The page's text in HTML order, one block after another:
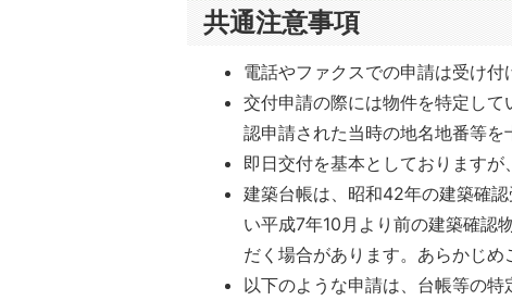
共通注意事項
電話やファクスでの申請は受け付
交付申請の際には物件を特定し
認申請された当時の地名地番等を
即日交付を基本としておりますが
建築台帳は、昭和42年の建築確
い平成7年10月より前の建築確認
だく場合があります。あらかじめ
以下のような申請は、台帳等の特